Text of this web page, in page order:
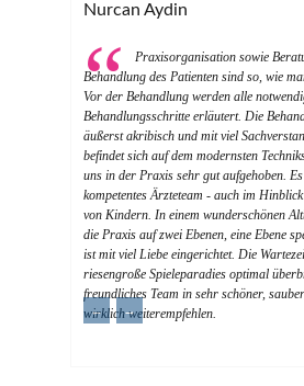
Nurcan Aydin
Praxisorganisation sowie
Behandlung des Patienten sind so, wie
Vor der Behandlung werden alle
Behandlungsschritte erläutert. Die
äußerst akribisch und mit viel
befindet sich auf dem modernsten
uns in der Praxis sehr gut aufgehoben.
kompetentes Ärzteteam - auch im
von Kindern. In einem wunderschönen
die Praxis auf zwei Ebenen, eine Ebene
ist mit viel Liebe eingerichtet. Die
riesengroße Spieleparadies optimal
freundliches Team in sehr schöner,
wirklich weiterempfehlen.
← →